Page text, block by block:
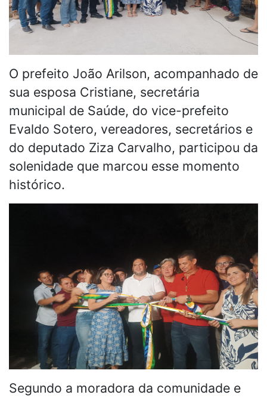
O prefeito João Arilson, acompanhado de
sua esposa Cristiane, secretária
municipal de Saúde, do vice-prefeito
Evaldo Sotero, vereadores, secretários e
do deputado Ziza Carvalho, participou da
solenidade que marcou esse momento
histórico.
Segundo a moradora da comunidade e